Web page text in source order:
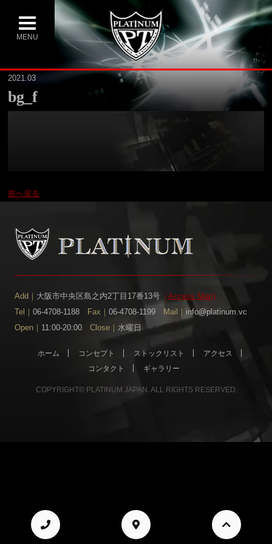
MENU
2021.03
bg_f
前へ戻る
Add｜ 大阪市中央区島之内2丁目17番13号［Access Map］
Tel｜ 06-4708-1188 Fax｜ 06-4708-1199 Mail｜ info@platinum.vc
Open｜ 11:00-20:00 Close｜ 水曜日
ホーム コンセプト ストックリスト
アクセス
コンタクト
ギャラリー
COPYRIGHT© PLATINUM JAPAN. ALL RIGHTS RESERVED.